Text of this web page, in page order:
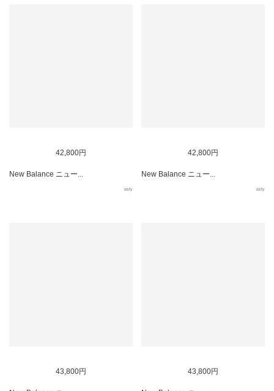
42,800円
New Balance ニュー...
asty
42,800円
New Balance ニュー...
asty
43,800円 43,800円